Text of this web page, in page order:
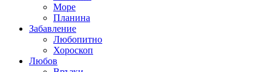
Море
Планина
Забавление
Любопитно
Хороскоп
Любов